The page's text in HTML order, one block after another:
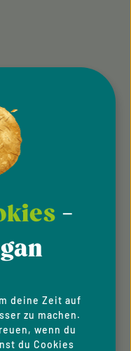
-
deine Zeit auf
zu machen.
wenn du
du Cookies